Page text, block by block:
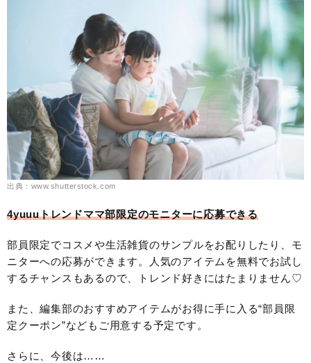
出典：www.shutterstock.com
4yuuuトレンドママ部限定のモニターに応募できる
部員限定でコスメや生活雑貨のサンプルをお配りしたり、モ
ニターへの応募ができます。人気のアイテムを無料でお試し
するチャンスもあるので、トレンド好きにはたまりません♡
また、編集部のおすすめアイテムがお得に手に入る“部員限
定クーポン”などもご用意する予定です。
さらに、今後は……